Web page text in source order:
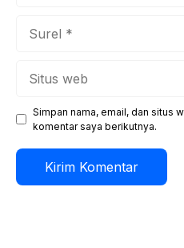
Simpan nama, email, dan situs
komentar saya berikutnya.